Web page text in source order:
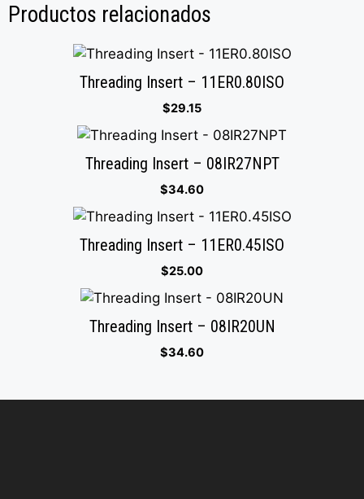
Productos relacionados
Threading Insert – 11ER0.80ISO
$29.15
Threading Insert – 08IR27NPT
$34.60
Threading Insert – 11ER0.45ISO
$25.00
Threading Insert – 08IR20UN
$34.60